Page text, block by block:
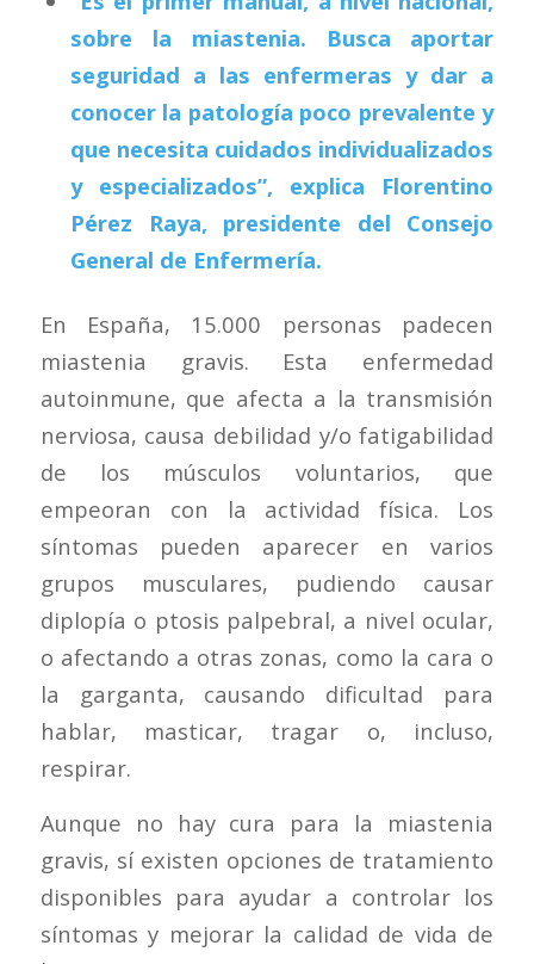
sobre la miastenia. Busca aportar
seguridad a las enfermeras y dar a
conocer la patología poco prevalente y
que necesita cuidados individualizados
y especializados”, explica Florentino
Pérez Raya, presidente del Consejo
General de Enfermería.
En España, 15.000 personas padecen
miastenia gravis. Esta enfermedad
autoinmune, que afecta a la transmisión
nerviosa, causa debilidad y/o fatigabilidad
de los músculos voluntarios, que
empeoran con la actividad física. Los
síntomas pueden aparecer en varios
grupos musculares, pudiendo causar
diplopía o ptosis palpebral, a nivel ocular,
o afectando a otras zonas, como la cara o
la garganta, causando dificultad para
hablar, masticar, tragar o, incluso,
respirar.
Aunque no hay cura para la miastenia
gravis, sí existen opciones de tratamiento
disponibles para ayudar a controlar los
síntomas y mejorar la calidad de vida de